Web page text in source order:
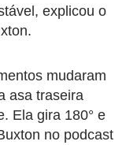
explicou o
mudaram
asa traseira
Ela gira 180° e
no podcast